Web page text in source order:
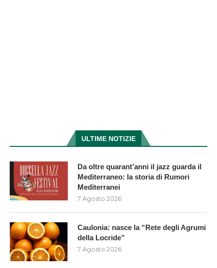
ULTIME NOTIZIE
Da oltre quarant’anni il jazz guarda il
Mediterraneo: la storia di Rumori
Mediterranei
7 Agosto 2026
Caulonia: nasce la “Rete degli Agrumi
della Locride”
7 Agosto 2026